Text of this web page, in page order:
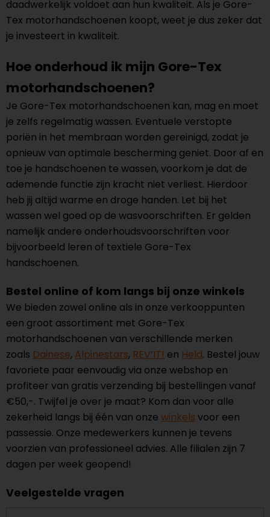
daadwerkelijk voldoet aan hun kwaliteit. Als je Gore-
Tex motorhandschoenen koopt, weet je dus zeker dat
je investeert in kwaliteit.
Hoe onderhoud ik mijn Gore-Tex
motorhandschoenen?
Je Gore-Tex motorhandschoenen kan, mag en moet
je zelfs regelmatig wassen. Eventuele verstopte
poriën in het membraan worden gereinigd, zodat je
opnieuw van optimale bescherming geniet. Door af en
toe je handschoenen te wassen, voorkom je dat de
ademende functie zijn kracht niet verliest. Hierdoor
heb jij altijd warme en droge handen. Let bij het
wassen wel goed op de wasvoorschriften. Er gelden
namelijk andere onderhoudsvoorschriften voor
bijvoorbeeld leren of textiele Gore-Tex
handschoenen.
Bestel online of kom langs bij onze winkels
We bieden zowel online als in onze verkooppunten
een groot assortiment met Gore-Tex
motorhandschoenen van verschillende merken
zoals Dainese, Alpinestars, REV’IT! en Held. Bestel jouw
favoriete paar eenvoudig via onze webshop en
profiteer van gratis verzending bij bestellingen vanaf
€50,-. Twijfel je over je maat? Kom dan voor alle
zekerheid langs bij één van onze winkels voor een
passessie. Onze medewerkers kunnen je tevens
voorzien van professioneel advies. Alle filialen zijn 7
dagen per week geopend!
Veelgestelde vragen